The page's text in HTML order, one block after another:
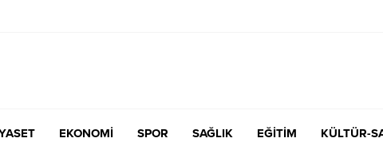
EKONOMİ SPOR SAĞLIK EĞİTİM KÜLTÜR-